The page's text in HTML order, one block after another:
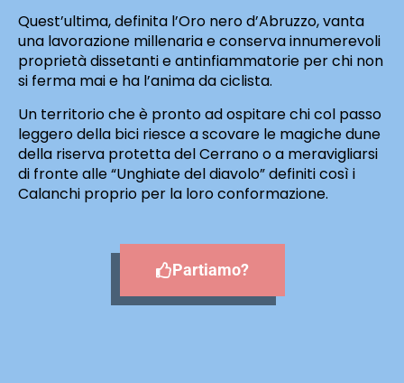
Quest’ultima, definita l’Oro nero d’Abruzzo, vanta
una lavorazione millenaria e conserva innumerevoli
proprietà dissetanti e antinfiammatorie per chi non
si ferma mai e ha l’anima da ciclista.
Un territorio che è pronto ad ospitare chi col passo
leggero della bici riesce a scovare le magiche dune
della riserva protetta del Cerrano o a meravigliarsi
di fronte alle “Unghiate del diavolo” definiti così i
Calanchi proprio per la loro conformazione.
Partiamo?